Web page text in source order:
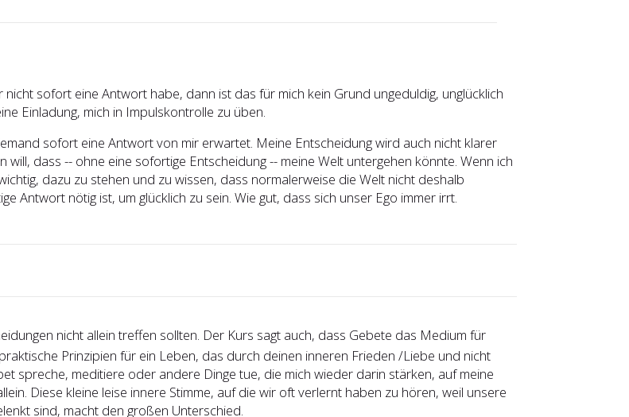
sofort eine Antwort habe, dann ist das für mich kein Grund ungeduldig, unglücklich
Einladung, mich in Impulskontrolle zu üben.
sofort eine Antwort von mir erwartet. Meine Entscheidung wird auch nicht klarer
dass -- ohne eine sofortige Entscheidung -- meine Welt untergehen könnte. Wenn ich
dazu zu stehen und zu wissen, dass normalerweise die Welt nicht deshalb
Antwort nötig ist, um glücklich zu sein. Wie gut, dass sich unser Ego immer irrt.
nicht allein treffen sollten. Der Kurs sagt auch, dass Gebete das Medium für
Prinzipien für ein Leben, das durch deinen inneren Frieden /Liebe und nicht
spreche, meditiere oder andere Dinge tue, die mich wieder darin stärken, auf meine
Diese kleine leise innere Stimme, auf die wir oft verlernt haben zu hören, weil unsere
sind, macht den großen Unterschied.